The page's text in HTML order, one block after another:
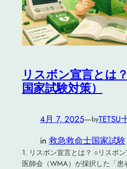
リスボン宣言とは
国家試験対策）
4月 7, 2025—byTETSU
in 救急救命士国家試験
1. リスボン宣言とは？ ○リスボ
医師会（WMA）が採択した「